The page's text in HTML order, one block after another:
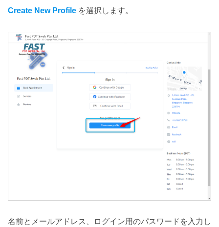
Create New Profile を選択します。
名前とメールアドレス、ログイン用のパスワードを入力し